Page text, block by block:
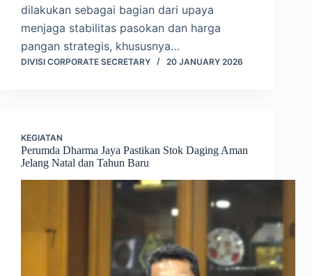
dilakukan sebagai bagian dari upaya
menjaga stabilitas pasokan dan harga
pangan strategis, khususnya…
DIVISI CORPORATE SECRETARY 20 JANUARY 2026
KEGIATAN
Perumda Dharma Jaya Pastikan Stok Daging Aman
Jelang Natal dan Tahun Baru